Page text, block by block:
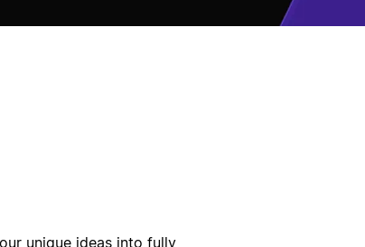
unique ideas into fully